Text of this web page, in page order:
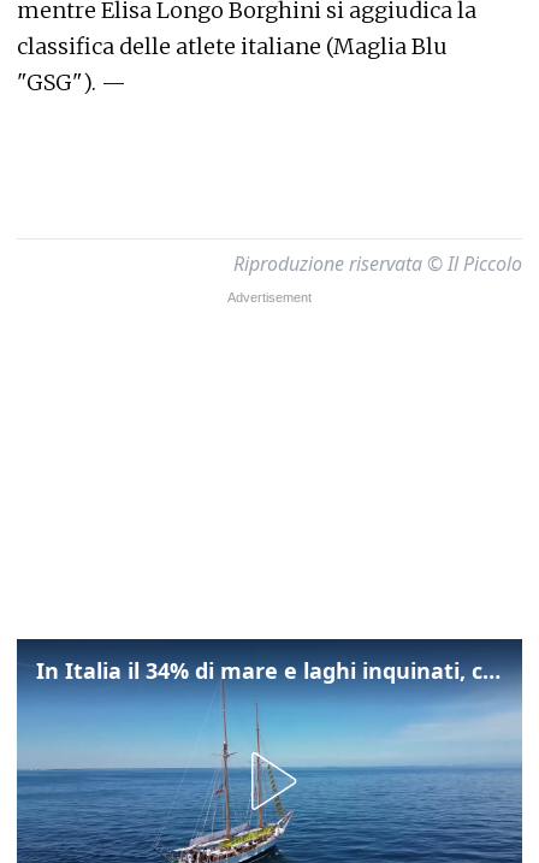
mentre Elisa Longo Borghini si aggiudica la
classifica delle atlete italiane (Maglia Blu
"GSG"). —
Riproduzione riservata © Il Piccolo
In Italia il 34% di mare e laghi inquinati, colpa della maladepurazione